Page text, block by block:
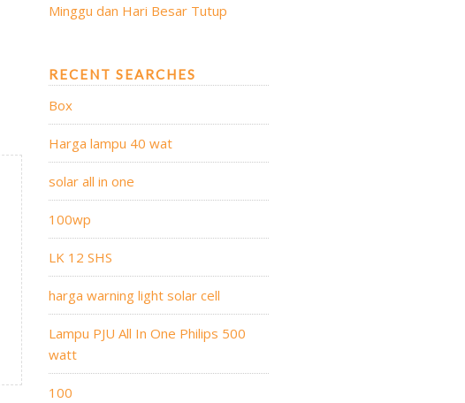
Minggu dan Hari Besar Tutup
RECENT SEARCHES
Box
Harga lampu 40 wat
solar all in one
100wp
LK 12 SHS
harga warning light solar cell
Lampu PJU All In One Philips 500
watt
100